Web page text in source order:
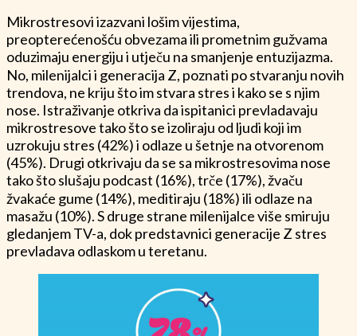
Mikrostresovi izazvani lošim vijestima,
preopterećenošću obvezama ili prometnim gužvama
oduzimaju energiju i utječu na smanjenje entuzijazma.
No, milenijalci i generacija Z, poznati po stvaranju novih
trendova, ne kriju što im stvara stres i kako se s njim
nose. Istraživanje otkriva da ispitanici prevladavaju
mikrostresove tako što se izoliraju od ljudi koji im
uzrokuju stres (42%) i odlaze u šetnje na otvorenom
(45%). Drugi otkrivaju da se sa mikrostresovima nose
tako što slušaju podcast (16%), trče (17%), žvaču
žvakaće gume (14%), meditiraju (18%) ili odlaze na
masažu (10%). S druge strane milenijalce više smiruju
gledanjem TV-a, dok predstavnici generacije Z stres
prevladava odlaskom u teretanu.